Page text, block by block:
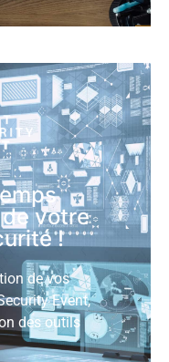
votre
!
de vos
Event,
des outils